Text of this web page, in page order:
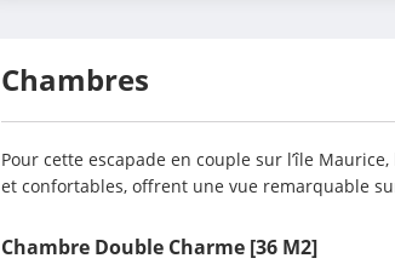
Chambres
Pour cette escapade en couple sur l’île
et confortables, offrent une vue remarquable
Chambre Double Charme [36 M2]